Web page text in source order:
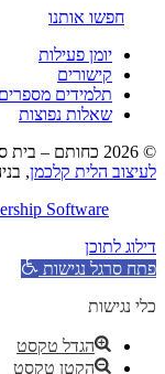
חפשו אותנו
יומן פעילות
קישורים
תלמידים מספרים
שאלות נפוצות
© 2026 כחותם – בית ספר להכשרת יועצים ביוגרפים. עיצוב -
לעיצוב הלית קלכמן,
Software
דילוג לתוכן
פתח סרגל נגישות
כלי נגישות
הגדל טקסט
הקטן טקסט